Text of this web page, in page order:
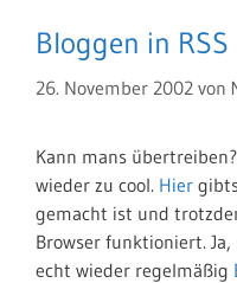
Bloggen in RSS
26. November 2002 von
Kann mans
wieder zu cool. Hier
gemacht ist und
Browser funktioniert.
echt wieder regelmäßig